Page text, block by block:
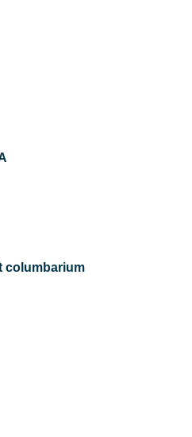
columbarium